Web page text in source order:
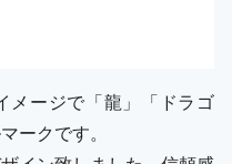
メージで「龍」「ドラゴ
ークです。